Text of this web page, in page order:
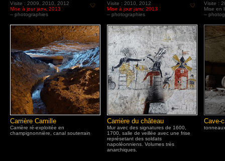
Carrière Camille
Carrière ré-exploitée en
champignonnière, canal souterrain
Carrière du château
Mur avec des signatures de 1600,
1700, salle de veillée avec une frise
représetant des soldats
napoléonniens. Volumes très
anarchiques.
Cave-
Visite :
Mise en
--
Visite : 2010, 2012
Mise à jour janv. 2013
-- photographies
Visite : 2009, 2010, 2012
Mise à jour janv. 2013
-- photographies